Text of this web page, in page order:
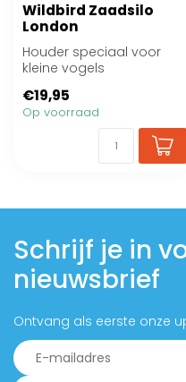
Wildbird Zaadsilo
London
Houder speciaal voor
kleine vogels
€19,95
Op voorraad
Schrijf je in
nieuwsbrief
Ontvang als eerste onze